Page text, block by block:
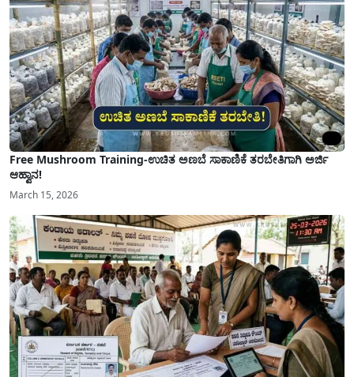
Free Mushroom Training-ಉಚಿತ ಅಣಬೆ ಸಾಕಾಣಿಕೆ ತರಬೇತಿಗಾಗಿ ಅರ್ಜಿ
ಆಹ್ವಾನ!
March 15, 2026